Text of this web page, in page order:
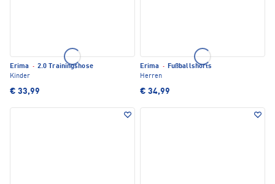
Erima · 2.0 Trainingshose
Kinder
€ 33,99
Erima · Fußballshorts
Herren
€ 34,99